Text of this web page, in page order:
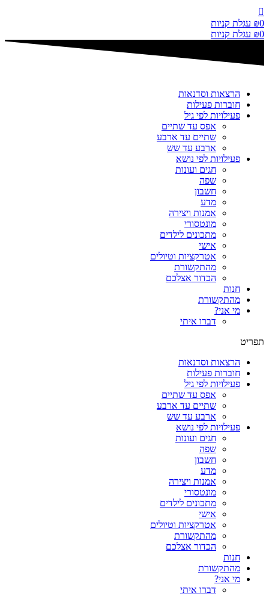
דלג
לתוכן
₪0
עגלת קניות
₪0 עגלת קניות
הרצאות וסדנאות
חוברות פעילות
פעילויות לפי גיל
אפס עד שתיים
שתיים עד ארבע
ארבע עד שש
פעילויות לפי נושא
חגים ועונות
שפה
חשבון
מדע
אמנות ויצירה
מונטסורי
מתכונים לילדים
אישי
אטרקציות וטיולים
מהתקשורת
הכדור אצלכם
חנות
מהתקשורת
מי אני?
דברו איתי
תפריט
הרצאות וסדנאות
חוברות פעילות
פעילויות לפי גיל
אפס עד שתיים
שתיים עד ארבע
ארבע עד שש
פעילויות לפי נושא
חגים ועונות
שפה
חשבון
מדע
אמנות ויצירה
מונטסורי
מתכונים לילדים
אישי
אטרקציות וטיולים
מהתקשורת
הכדור אצלכם
חנות
מהתקשורת
מי אני?
דברו איתי